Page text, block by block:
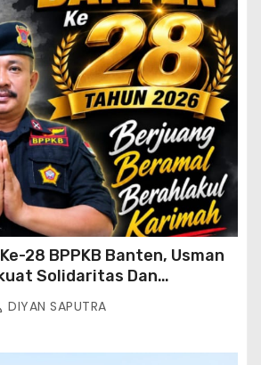
28 BPPKB Banten, Usman
Solidaritas Dan
DIYAN SAPUTRA